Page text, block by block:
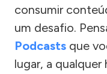
consumir
um desafio.
Podcasts que
lugar, a qualquer